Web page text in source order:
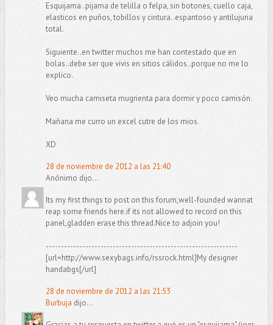
Esquijama..pijama de telilla o felpa, sin botones, cuello caja,
elasticos en puños, tobillos y cintura..espantoso y antilujuria
total.
Siguiente..en twitter muchos me han contestado que en
bolas..debe ser que vivis en sitios cálidos..porque no me lo
explico.
Veo mucha camiseta mugrienta para dormir y poco camisón.
Mañana me curro un excel cutre de los mios.
XD
28 de noviembre de 2012 a las 21:40
Anónimo dijo...
Its my first things to post on this forum,well-founded wannat
reap some friends here.if its not allowed to record on this
panel,gladden erase this thread.Nice to adjoin you!
---------------------------------------------------------------
[url=http://www.sexybags.info/rssrock.html]My designer
handabgs[/url]
28 de noviembre de 2012 a las 21:53
Burbuja dijo...